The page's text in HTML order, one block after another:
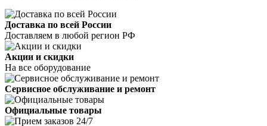
Доставка по всей России
Доставляем в любой регион РФ
Акции и скидки
На все оборудование
Сервисное обслуживание и ремонт
Официальные товары